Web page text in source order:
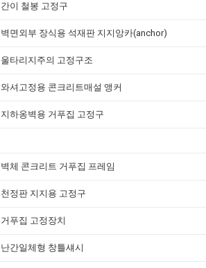
간이 철봉 고정구
벽면외부 장식용 석재판 지지앙카(anchor)
울타리지주의 고정구조
와셔고정용 콘크리트매설 앵커
지하옹벽용 거푸집 고정구
벽체 콘크리트 거푸집 프레임
천정판 지지용 고정구
거푸집 고정장치
난간일체형 창틀섀시